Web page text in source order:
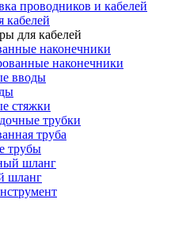
проводников и кабелей
кабелей
для кабелей
наконечники
наконечники
вводы
стяжки
трубки
труба
трубы
шланг
шланг